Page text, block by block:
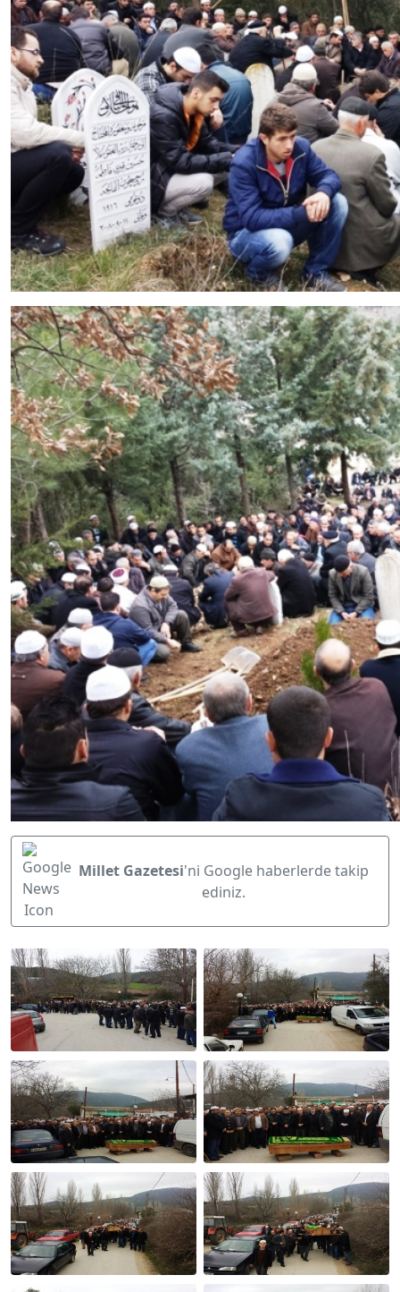
Millet Gazetesi'ni Google haberlerde takip
ediniz.